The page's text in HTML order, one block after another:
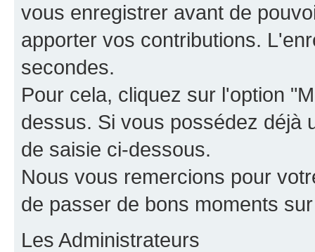
vous enregistrer avant de
apporter vos contributions.
secondes.
Pour cela, cliquez sur l'option
dessus. Si vous possédez déjà
de saisie ci-dessous.
Nous vous remercions pour
de passer de bons moments
Les Administrateurs